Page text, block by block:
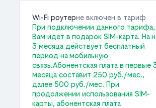
Wi-Fi роутерне включен в тариф
При подключении данного тарифа,
Вам идет в подарок SIM-карта. На
3 месяца действует бесплатный
период на мобильную
связь.Абонентская плата в первые
месяца составит 250 руб./мес.,
далее 500 руб./мес. При
продолжении использования SIM-
карты, абонентская плата